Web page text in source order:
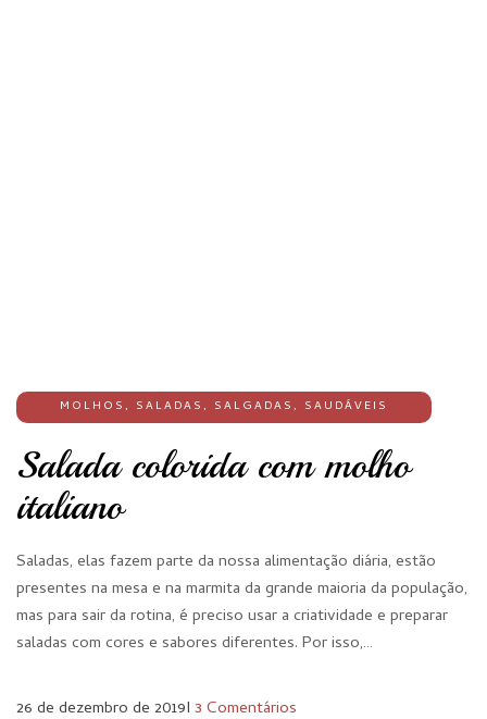
MOLHOS, SALADAS, SALGADAS, SAUDÁVEIS
Salada colorida com molho
italiano
Saladas, elas fazem parte da nossa alimentação diária, estão
presentes na mesa e na marmita da grande maioria da população,
mas para sair da rotina, é preciso usar a criatividade e preparar
saladas com cores e sabores diferentes. Por isso,…
26 de dezembro de 2019I 3 Comentários